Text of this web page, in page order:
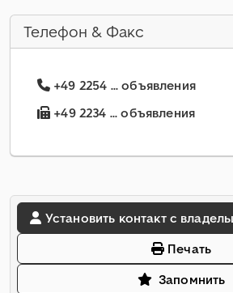
Телефон & Факс
+49 2254 ... объявления
+49 2234 ... объявления
Установить контакт с
Печать
Запомнить